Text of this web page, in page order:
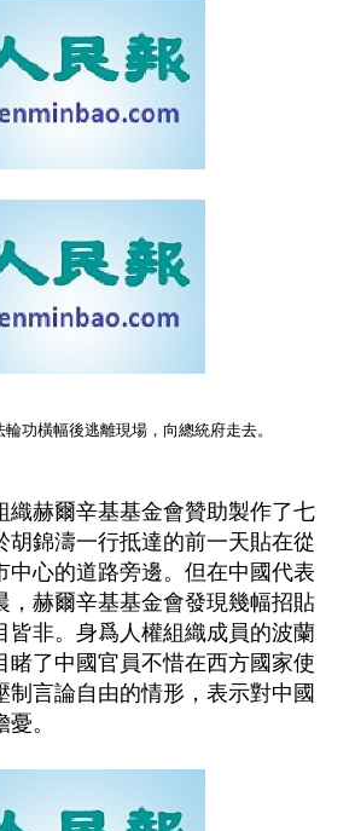
功橫幅後逃離現場，向總統府走去。
織赫爾辛基基金會贊助製作了七
胡錦濤一行抵達的前一天貼在從
中心的道路旁邊。但在中國代表
，赫爾辛基基金會發現幾幅招貼
皆非。身爲人權組織成員的波蘭
睹了中國官員不惜在西方國家使
制言論自由的情形，表示對中國
。